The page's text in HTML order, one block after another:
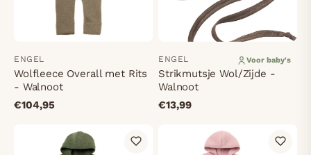
ENGEL
Wolfleece Overall met Rits
- Walnoot
€104,95
ENGEL Voor baby's
Strikmutsje Wol/Zijde -
Walnoot
€13,99